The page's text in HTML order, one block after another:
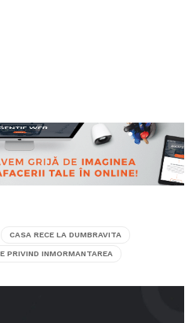
CASA RECE LA DUMBRAVITA
PRIVIND INMORMANTAREA